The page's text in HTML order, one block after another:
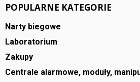
POPULARNE KATEGORIE
Narty biegowe
Laboratorium
Zakupy
Centrale alarmowe, moduły,